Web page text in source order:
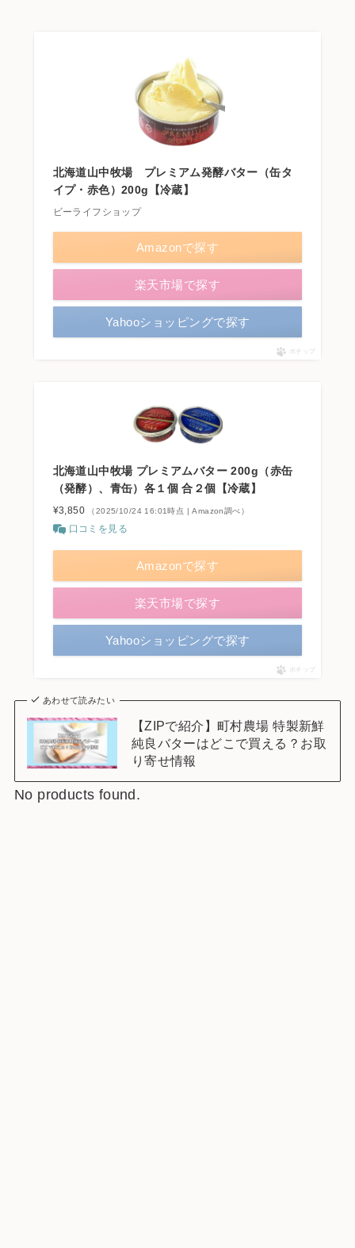
北海道山中牧場 プレミアム発酵バター（缶タ
イプ・赤色）200g【冷蔵】
ビーライフショップ
Amazonで探す
楽天市場で探す
Yahooショッピングで探す
ポチップ
北海道山中牧場 プレミアムバター 200g（赤缶
（発酵）、青缶）各１個 合２個【冷蔵】
¥3,850 （2025/10/24 16:01時点 | Amazon調べ）
口コミを見る
Amazonで探す
楽天市場で探す
Yahooショッピングで探す
ポチップ
あわせて読みたい
【ZIPで紹介】町村農場 特製新鮮
純良バターはどこで買える？お取
り寄せ情報
No products found.